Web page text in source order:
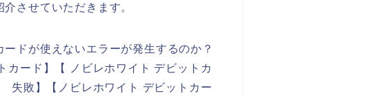
させていただきます。
ドが使えないエラーが発生するのか？
カード】【 ノビレホワイト デビットカ
敗】【ノビレホワイト デビットカー